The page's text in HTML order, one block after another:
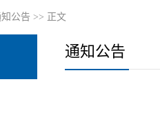
公告 >> 正文
通知公告